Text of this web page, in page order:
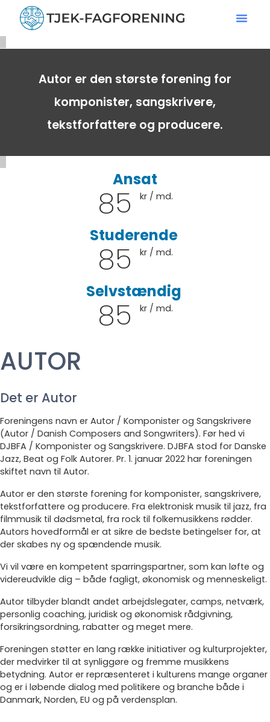
Autor er den største forening for
komponister, sangskrivere,
tekstforfattere og producere.
Ansat
85 kr / md.
Studerende
85 kr / md.
Selvstændig
85 kr / md.
AUTOR
Det er Autor
Foreningens navn er Autor / Komponister og Sangskrivere
(Autor / Danish Composers and Songwriters). Før hed vi
DJBFA / Komponister og Sangskrivere. DJBFA stod for Danske
Jazz, Beat og Folk Autorer. Pr. 1. januar 2022 har foreningen
skiftet navn til Autor.
Autor er den største forening for komponister, sangskrivere,
tekstforfattere og producere. Fra elektronisk musik til jazz, fra
filmmusik til dødsmetal, fra rock til folkemusikkens rødder.
Autors hovedformål er at sikre de bedste betingelser for, at
der skabes ny og spændende musik.
Vi vil være en kompetent sparringspartner, som kan løfte og
videreudvikle dig – både fagligt, økonomisk og menneskeligt.
Autor tilbyder blandt andet arbejdslegater, camps, netværk,
personlig coaching, juridisk og økonomisk rådgivning,
forsikringsordning, rabatter og meget mere.
Foreningen støtter en lang række initiativer og kulturprojekter,
der medvirker til at synliggøre og fremme musikkens
betydning. Autor er repræsenteret i kulturens mange organer
og er i løbende dialog med politikere og branche både i
Danmark, Norden, EU og på verdensplan.